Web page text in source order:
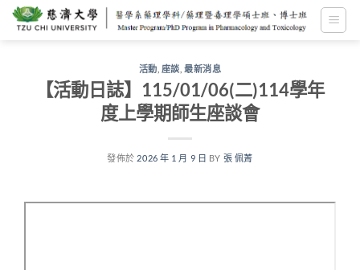
活動 座談 ,最新消息
【活動日誌】115/01/06(二)114學年
度上學期師生座談會
發佈於 2026 年 1 月 9 日 BY 張 佩菁